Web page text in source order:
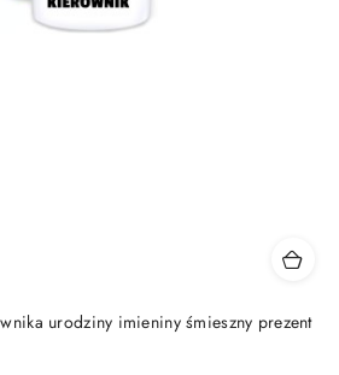
urodziny imieniny śmieszny prezent